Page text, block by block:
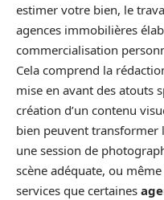
estimer votre bien, le
agences immobilières
commercialisation
Cela comprend la
mise en avant des atouts
création d’un contenu
bien peuvent transformer
une session de
scène adéquate, ou
services que certaines